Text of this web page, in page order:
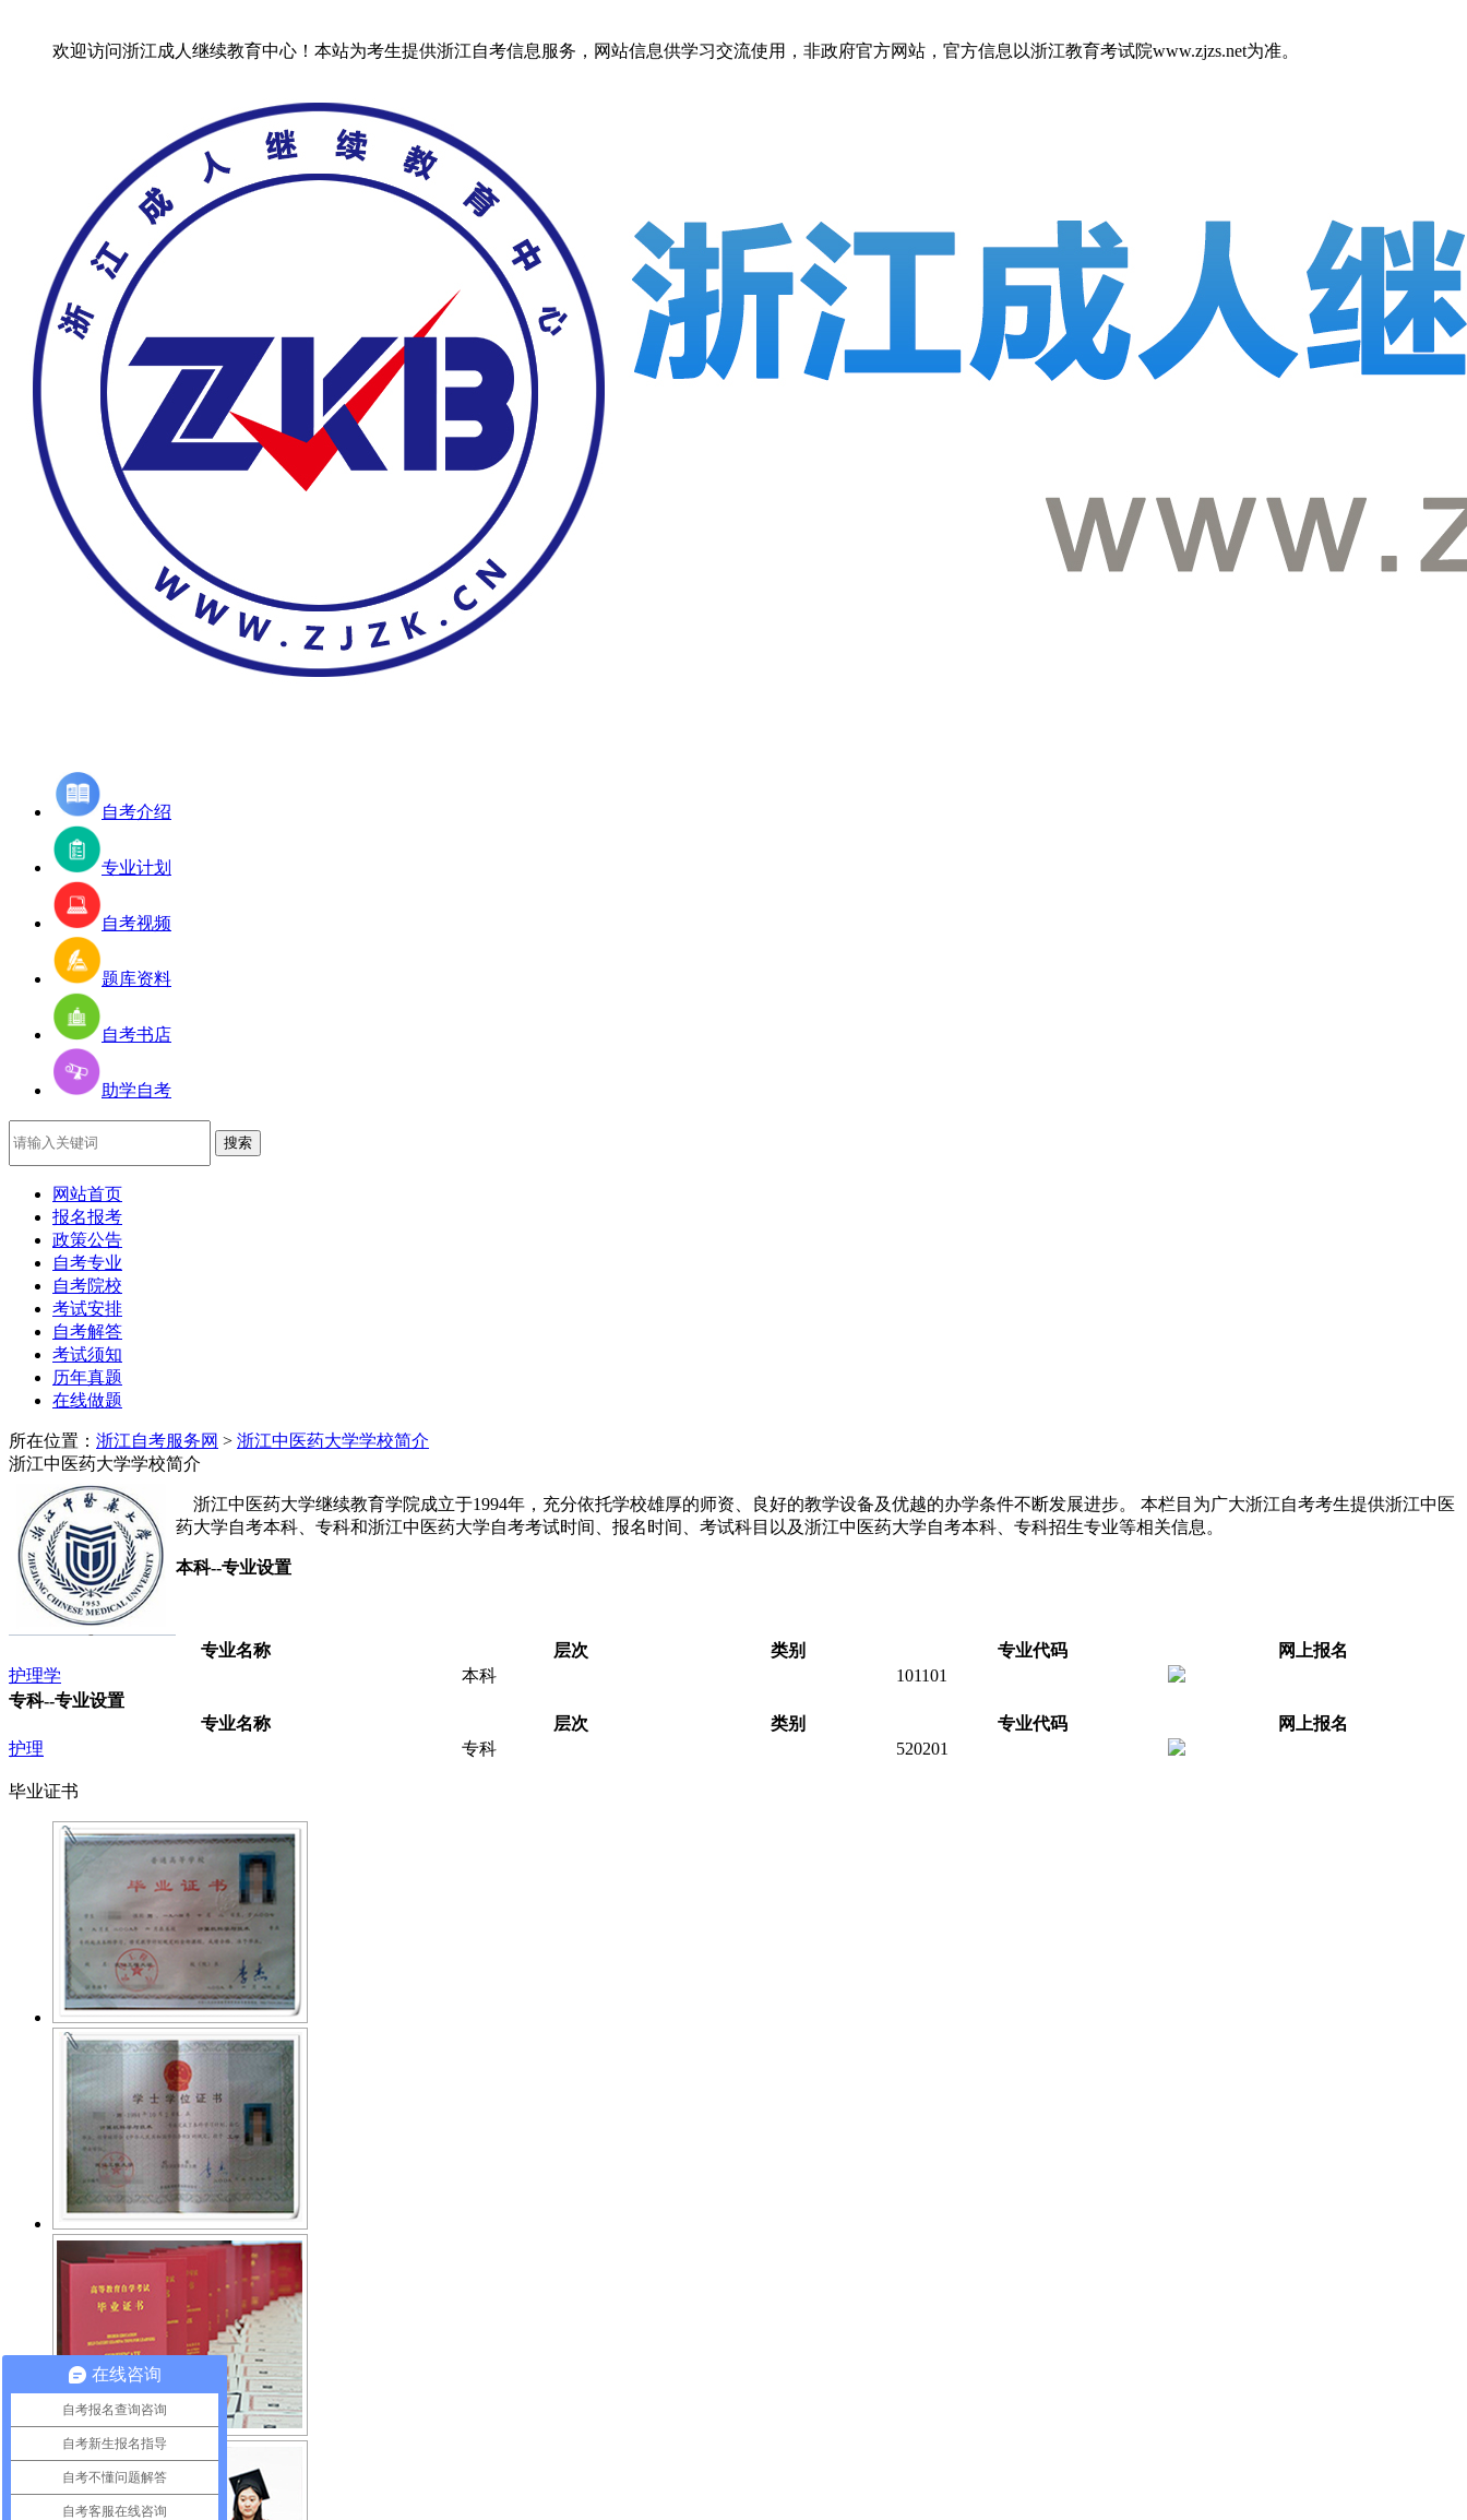
欢迎访问浙江成人继续教育中心！ 本站为考生提供浙江自考信息服务，网站信息供学习交流使用，非政府官方网站，官方信息以浙江教育考试院www.zjzs.net为准。
自考介绍
专业计划
自考视频
题库资料
自考书店
助学自考
网站首页
报名报考
政策公告
自考专业
自考院校
考试安排
自考解答
考试须知
历年真题
在线做题
所在位置： 浙江自考服务网 > 浙江中医药大学学校简介
浙江中医药大学学校简介
浙江中医药大学继续教育学院成立于1994年，充分依托学校雄厚的师资、良好的教学设备及优越的办学条件不断发展进步。 本栏目为广大浙江自考考生提供浙江中医
药大学自考本科、专科和浙江中医药大学自考考试时间、报名时间、考试科目以及浙江中医药大学自考本科、专科招生专业等相关信息。
本科--专业设置
专业名称 层次 类别 专业代码
网上报名
护理学
本科
101101
专科--专业设置
专业名称
层次 类别 专业代码
网上报名
护理
专科 520201
毕业证书
在线咨询
自考报名查询咨询
自考新生报名指导
自考不懂问题解答
自考客服在线咨询